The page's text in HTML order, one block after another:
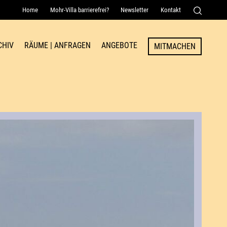
Home Mohr-Villa barrierefrei? Newsletter Kontakt
Senden
RÄUME | ANFRAGEN ANGEBOTE MITMACHEN